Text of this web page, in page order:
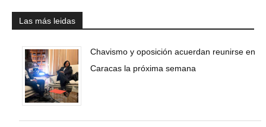
Las más leidas
Chavismo y oposición acuerdan reunirse en
Caracas la próxima semana